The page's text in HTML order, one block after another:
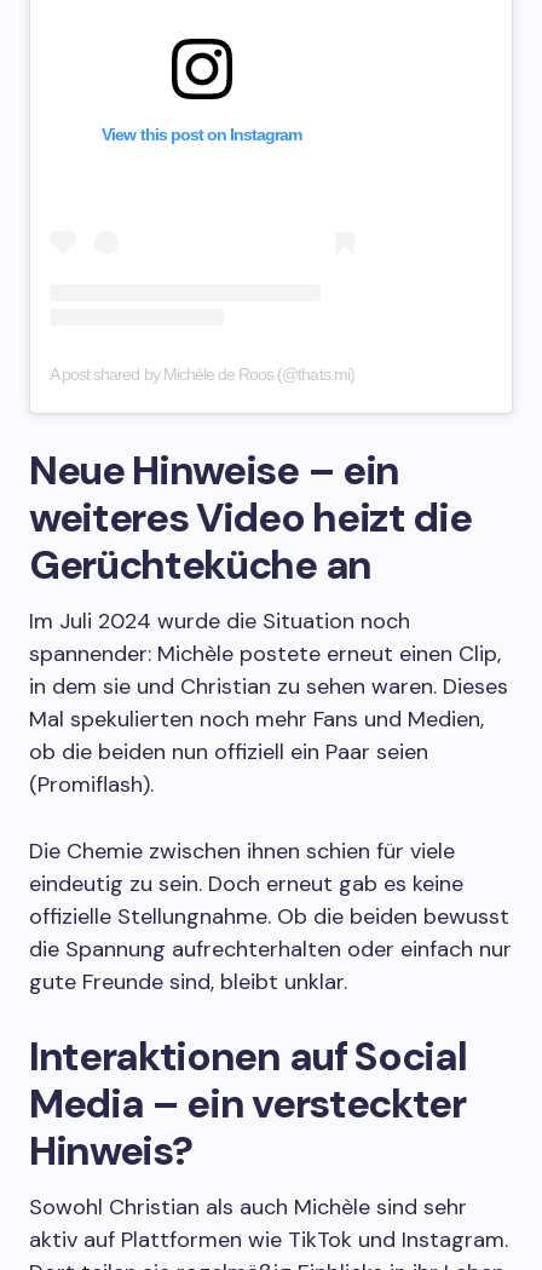
View this post on Instagram
A post shared by Michèle de Roos (@thats.mi)
Neue Hinweise – ein
weiteres Video heizt die
Gerüchteküche an
Im Juli 2024 wurde die Situation noch
spannender: Michèle postete erneut einen Clip,
in dem sie und Christian zu sehen waren. Dieses
Mal spekulierten noch mehr Fans und Medien,
ob die beiden nun offiziell ein Paar seien
(Promiflash).
Die Chemie zwischen ihnen schien für viele
eindeutig zu sein. Doch erneut gab es keine
offizielle Stellungnahme. Ob die beiden bewusst
die Spannung aufrechterhalten oder einfach nur
gute Freunde sind, bleibt unklar.
Interaktionen auf Social
Media – ein versteckter
Hinweis?
Sowohl Christian als auch Michèle sind sehr
aktiv auf Plattformen wie TikTok und Instagram.